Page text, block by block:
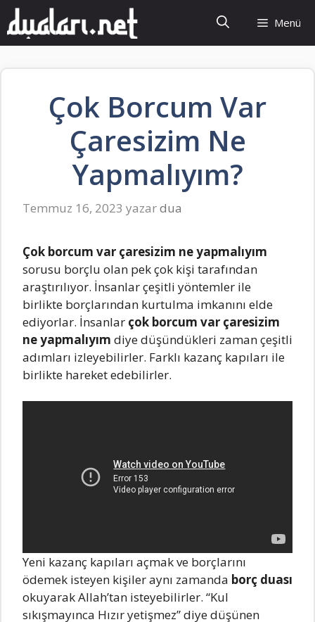
İçeriğe
atla
Menü
Çok Borcum Var
Çaresizim Ne
Yapmalıyım?
Temmuz 16, 2023 yazardua
Çok borcum var çaresizim ne yapmalıyım
sorusu borçlu olan pek çok kişi tarafından
araştırılıyor. İnsanlar çeşitli yöntemler ile
birlikte borçlarından kurtulma imkanını elde
ediyorlar. İnsanlar çok borcum var çaresizim
ne yapmalıyım diye düşündükleri zaman çeşitli
adımları izleyebilirler. Farklı kazanç kapıları ile
birlikte hareket edebilirler.
Yeni kazanç kapıları açmak ve borçlarını
ödemek isteyen kişiler aynı zamanda borç duası
okuyarak Allah’tan isteyebilirler. “Kul
sıkışmayınca Hızır yetişmez” diye düşünen